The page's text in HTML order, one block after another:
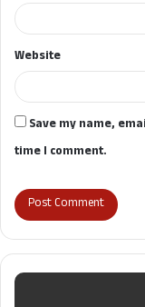
Website
Save my name,
time I comment.